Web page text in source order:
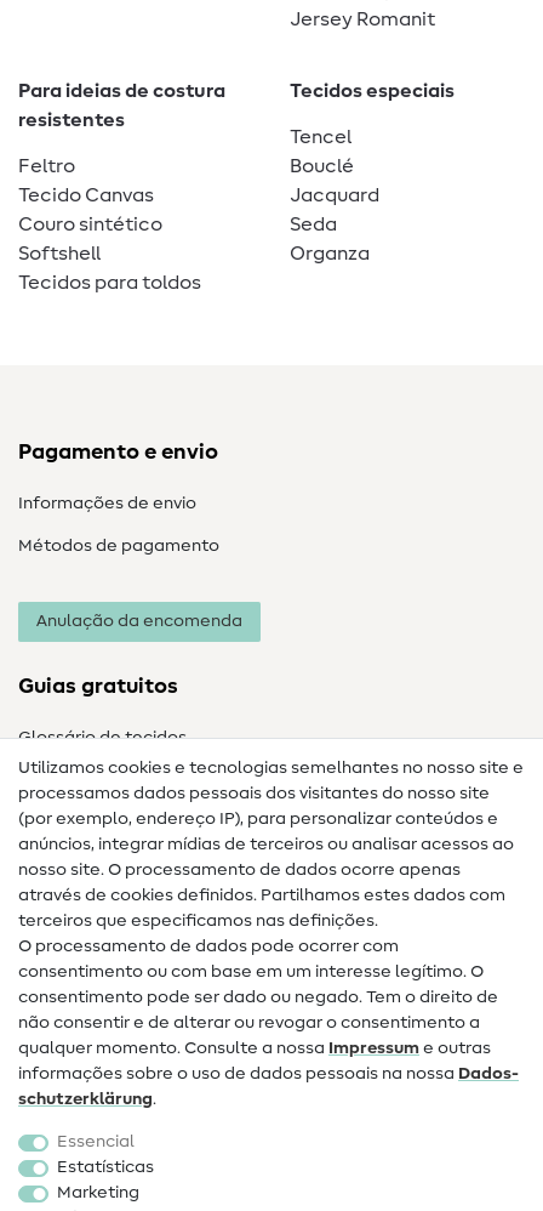
Jersey Romanit
Para ideias de costura
resistentes
Feltro
Tecido Canvas
Couro sintético
Softshell
Tecidos para toldos
Tecidos especiais
Tencel
Bouclé
Jacquard
Seda
Organza
Pagamento e envio
Informações de envio
Métodos de pagamento
Anulação da encomenda
Guias gratuitos
Glossário de tecidos
Guias de costura
Ajuda e contacto
Contacto
Mudança de proprietário
Perguntas frequentes (FAQ)
Direito de cancelamento
Popular
Tecidos
Acessórios de costura
Utilizamos cookies e tecnologias semelhantes no nosso site e
processamos dados pessoais dos visitantes do nosso site
(por exemplo, endereço IP), para personalizar conteúdos e
anúncios, integrar mídias de terceiros ou analisar acessos ao
nosso site. O processamento de dados ocorre apenas
através de cookies definidos. Partilhamos estes dados com
terceiros que especificamos nas definições.
O processamento de dados pode ocorrer com
consentimento ou com base em um interesse legítimo. O
consentimento pode ser dado ou negado. Tem o direito de
não consentir e de alterar ou revogar o consentimento a
qualquer momento. Consulte a nossa Impressum e outras
informações sobre o uso de dados pessoais na nossa Dados­
schutz­erklärung.
Essencial
Estatísticas
Marketing